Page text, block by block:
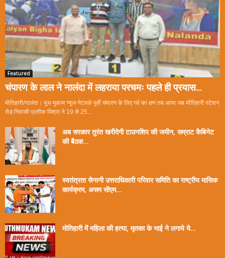
Featured
चंपारण के लाल ने नालंदा में लहराया परचमः पहले ही प्रयास...
मोतिहारी/नालंदा। यूथ मुकाम न्यूज नेटवर्क पूर्वी चंपारण के लिए गर्व का क्षण तब आया जब मोतिहारी स्टेशन
रोड निवासी प्रतीक मिश्रा ने 19 से 25...
अब सरकार तुरंत खरीदेगी टाउनशिप की जमीन, सम्राट कैबिनेट
की बैठक...
स्वतंत्रता सेनानी उत्तराधिकारी परिवार समिति का राष्ट्रीय मासिक
कार्यक्रम, असम सीएम...
मोतिहारी में महिला की हत्या, मृतका के भाई ने लगाये ये...